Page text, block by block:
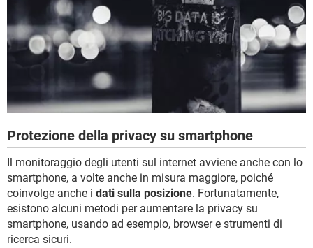
Protezione della privacy su smartphone
Il monitoraggio degli utenti sul internet avviene anche con lo
smartphone, a volte anche in misura maggiore, poiché
coinvolge anche i dati sulla posizione. Fortunatamente,
esistono alcuni metodi per aumentare la privacy su
smartphone, usando ad esempio, browser e strumenti di
ricerca sicuri.